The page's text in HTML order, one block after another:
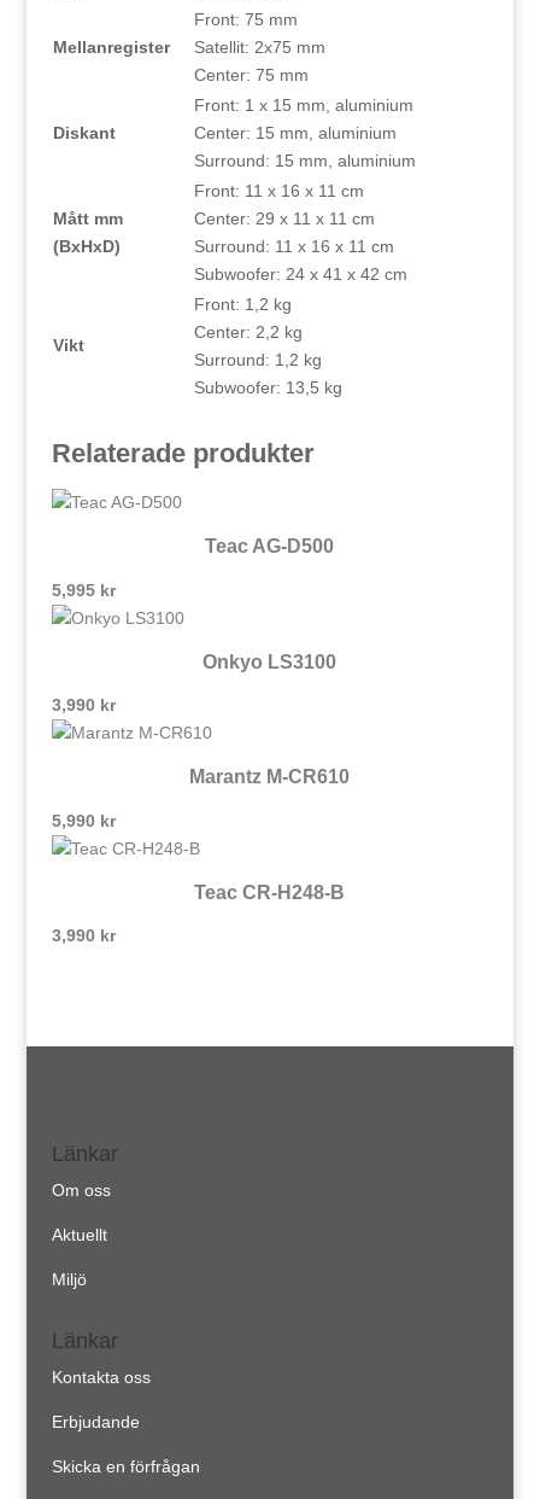
Mellanregister
Front: 75 mm
Satellit: 2x75 mm
Center: 75 mm
Diskant
Front: 1 x 15 mm, aluminium
Center: 15 mm, aluminium
Surround: 15 mm, aluminium
Mått mm
(BxHxD)
Front: 11 x 16 x 11 cm
Center: 29 x 11 x 11 cm
Surround: 11 x 16 x 11 cm
Subwoofer: 24 x 41 x 42 cm
Vikt
Front: 1,2 kg
Center: 2,2 kg
Surround: 1,2 kg
Subwoofer: 13,5 kg
Relaterade produkter
Teac AG-D500
5,995 kr
Onkyo LS3100
3,990 kr
Marantz M-CR610
5,990 kr
Teac CR-H248-B
3,990 kr
Länkar
Om oss
Aktuellt
Miljö
Länkar
Kontakta oss
Erbjudande
Skicka en förfrågan